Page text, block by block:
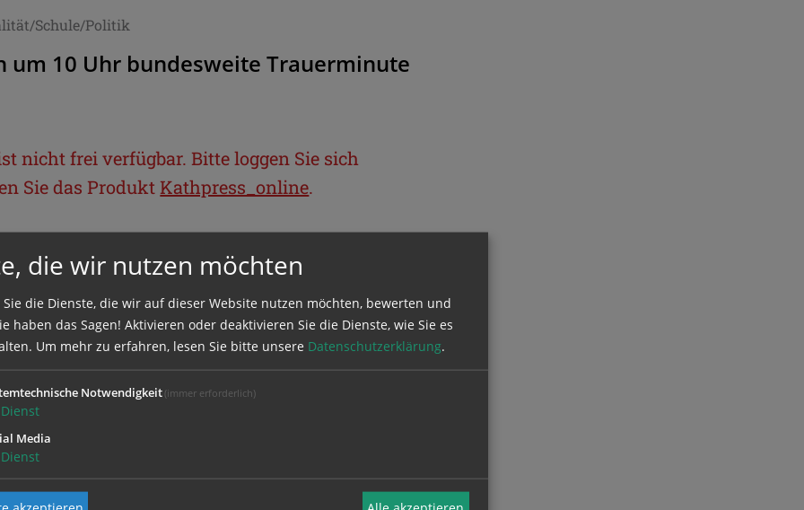
Schule/Politik
um 10 Uhr bundesweite Trauerminute
nicht frei verfügbar. Bitte loggen Sie sich
Sie das Produkt Kathpress_online.
sich mit Ihrem Benutzernamen und
die wir nutzen möchten
Sie die Dienste, die wir auf dieser Website nutzen möchten, bewerten und
haben das Sagen! Aktivieren oder deaktivieren Sie die Dienste, wie Sie es
Um mehr zu erfahren, lesen Sie bitte unsere Datenschutzerklärung.
Notwendigkeit (immer erforderlich)
Dienst
Media
Dienst